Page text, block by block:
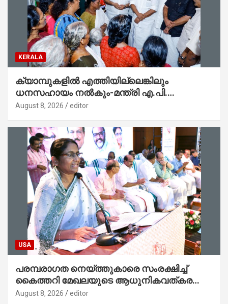
KERALA
ക്യാമ്പുകളിൽ എത്തിയില്ലെങ്കിലും
ധനസഹായം നൽകും-മന്ത്രി എ.പി.
അനിൽകുമാർ
August 8, 2026 editor
USA
പരമ്പരാഗത നെയ്ത്തുകാരെ സംരക്ഷിച്ച്
കൈത്തറി മേഖലയുടെ ആധുനികവത്കരണം
സാധ്യമാക്കും : ഡെപ്യൂട്ടി സ്പീക്കർ
August 8, 2026 editor